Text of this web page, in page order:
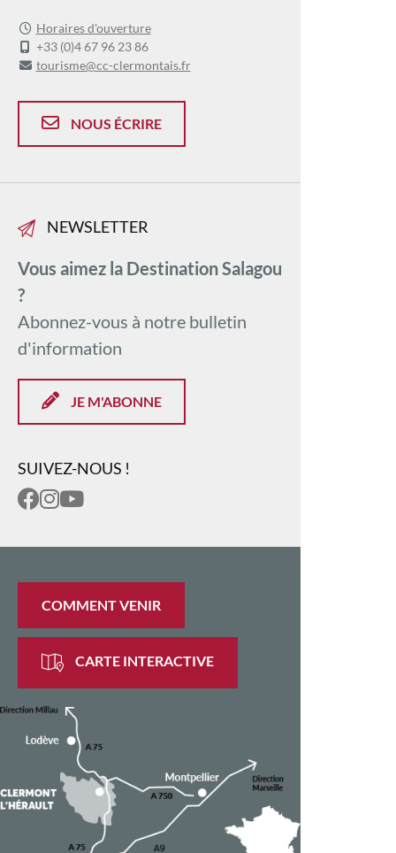
Horaires d'ouverture
+33 (0)4 67 96 23 86
tourisme@cc-clermontais.fr
NOUS ÉCRIRE
NEWSLETTER
Vous aimez la Destination Salagou
?
Abonnez-vous à notre bulletin
d'information
JE M'ABONNE
SUIVEZ-NOUS !
COMMENT VENIR
CARTE INTERACTIVE